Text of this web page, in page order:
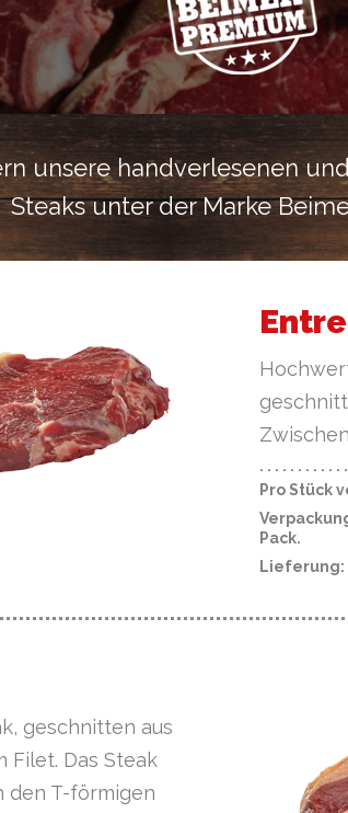
unsere handverlesenen
Steaks unter der Marke
· · · · · · · · · · ·
Pro Stück
Pack.
geschnitten aus
Filet. Das Steak
den T-förmigen